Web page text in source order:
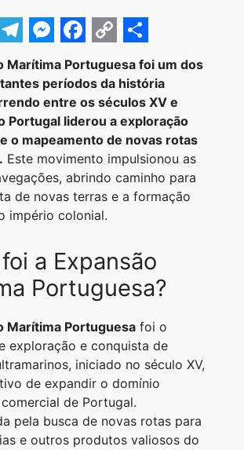
m
M
e
s
s
e
n
g
e
r
F
a
c
e
b
o
o
k
C
o
p
y
L
i
n
k
S
h
a
r
e
Marítima Portuguesa foi um dos
períodos da história
entre os séculos XV e
Portugal liderou a exploração
o mapeamento de novas rotas
Este movimento impulsionou as
abrindo caminho para
de novas terras e a formação
império colonial.
a Expansão
Portuguesa?
Marítima Portuguesa foi o
exploração e conquista de
iniciado no século XV,
de expandir o domínio
de Portugal.
pela busca de novas rotas para
e outros produtos valiosos do